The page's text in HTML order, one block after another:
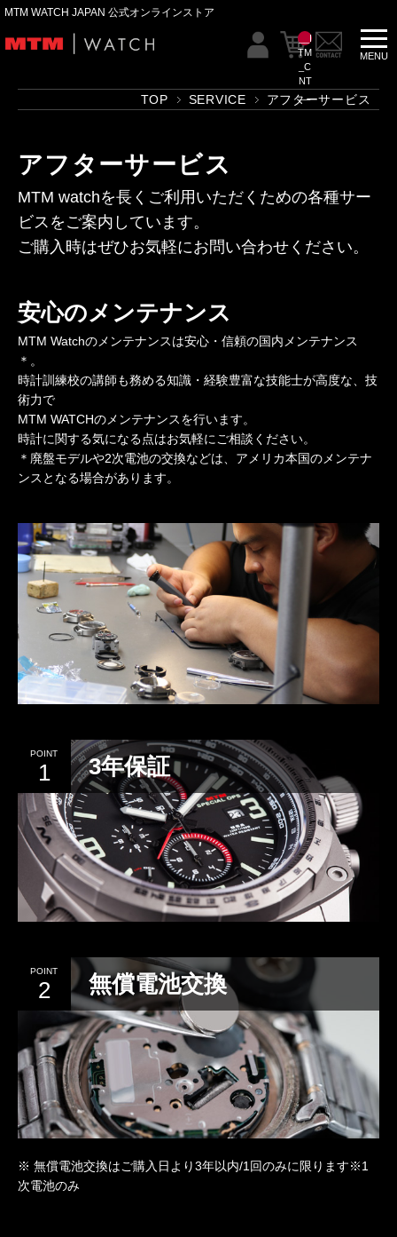
MTM WATCH JAPAN 公式オンラインストア
__I
TM
_C
NT
__
TOP SERVICE アフターサービス
アフターサービス
MTM watchを長くご利用いただくための各種サー
ビスをご案内しています。
ご購入時はぜひお気軽にお問い合わせください。
安心のメンテナンス
MTM Watchのメンテナンスは安心・信頼の国内メンテナンス
＊。
時計訓練校の講師も務める知識・経験豊富な技能士が高度な、技
術力で
MTM WATCHのメンテナンスを行います。
時計に関する気になる点はお気軽にご相談ください。
＊廃盤モデルや2次電池の交換などは、アメリカ本国のメンテナ
ンスとなる場合があります。
1 3年保証
2 無償電池交換
※ 無償電池交換はご購入日より3年以内/1回のみに限ります※1
次電池のみ